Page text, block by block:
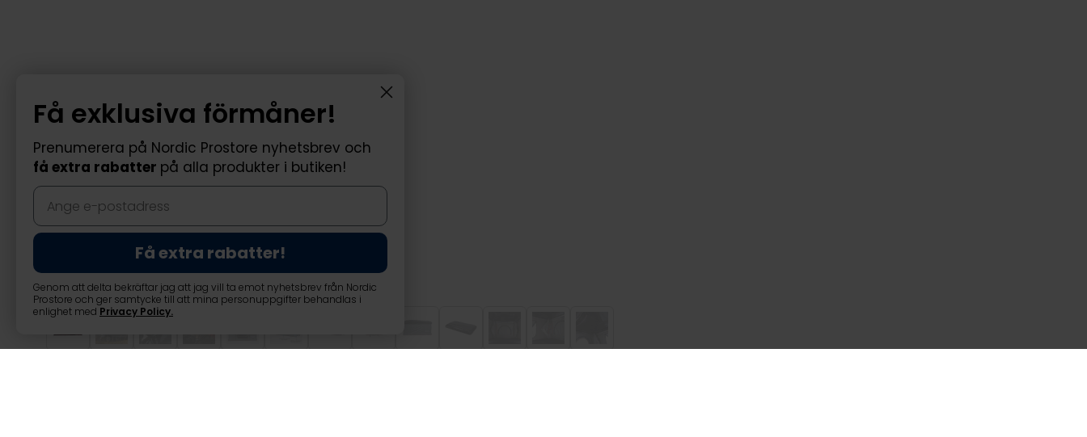
Få exklusiva förmåner!
Prenumerera på Nordic Prostore nyhetsbrev och
få extra rabatter på alla produkter i butiken!
Få extra rabatter!
Genom att delta bekräftar jag att jag vill ta emot nyhetsbrev från Nordic
Prostore och ger samtycke till att mina personuppgifter behandlas i
enlighet med Privacy Policy.